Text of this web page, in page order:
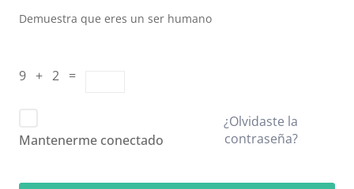
Demuestra que eres un ser humano
9 + 2 =
Mantenerme conectado
¿Olvidaste la
contraseña?